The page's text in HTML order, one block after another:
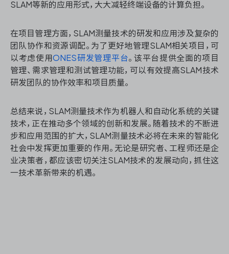
SLAM等新的应用形式，大大减轻终端设备的计算负担。
在项目管理方面，SLAM测量技术的研发和应用涉及复杂的
团队协作和资源调配。为了更好地管理SLAM相关项目，可
以考虑使用ONES研发管理平台。该平台提供全面的项目
管理、需求管理和测试管理功能，可以有效提高SLAM技术
研发团队的协作效率和项目质量。
总结来说，SLAM测量技术作为机器人和自动化系统的关键
技术，正在推动多个领域的创新和发展。随着技术的不断进
步和应用范围的扩大，SLAM测量技术必将在未来的智能化
社会中发挥更加重要的作用。无论是研究者、工程师还是企
业决策者，都应该密切关注SLAM技术的发展动向，抓住这
一技术革新带来的机遇。